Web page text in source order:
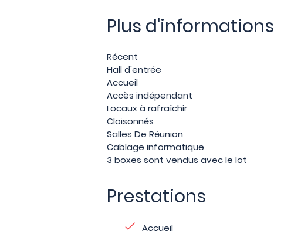
Plus d'informations
Récent
Hall d'entrée
Accueil
Accès indépendant
Locaux à rafraîchir
Cloisonnés
Salles De Réunion
Cablage informatique
3 boxes sont vendus avec le lot
Prestations
Accueil